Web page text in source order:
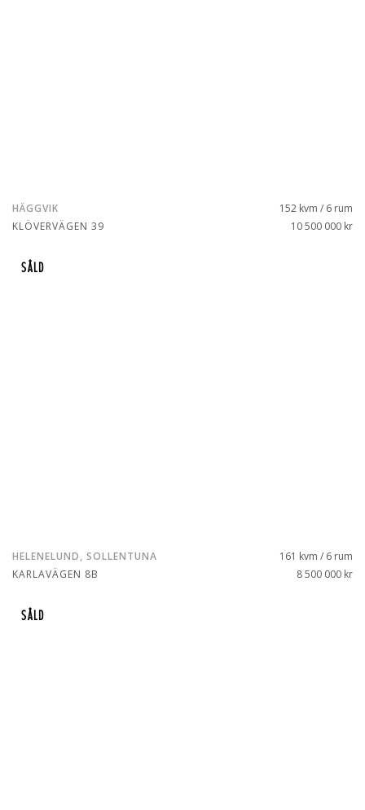
HÄGGVIK
KLÖVERVÄGEN 39
152 kvm / 6 rum
10 500 000 kr
SÅLD
HELENELUND, SOLLENTUNA
KARLAVÄGEN 8B
161 kvm / 6 rum
8 500 000 kr
SÅLD